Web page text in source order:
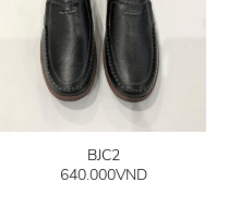
BJC2
640.000VND